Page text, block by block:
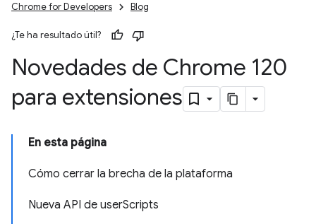
Chrome for Developers Blog
¿Te ha resultado útil?
Novedades de Chrome 120
para extensiones
En esta página
Cómo cerrar la brecha de la plataforma
Nueva API de userScripts